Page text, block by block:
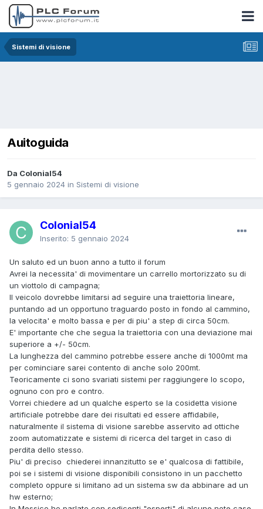
Sistemi di visione
Auitoguida
Da Colonial54
5 gennaio 2024 in Sistemi di visione
Colonial54
Inserito: 5 gennaio 2024
Un saluto ed un buon anno a tutto il forum
Avrei la necessita' di movimentare un carrello mortorizzato su di
un viottolo di campagna;
Il veicolo dovrebbe limitarsi ad seguire una traiettoria lineare,
puntando ad un opportuno traguardo posto in fondo al cammino,
la velocita' e molto bassa e per di piu' a step di circa 50cm.
E' importante che che segua la traiettoria con una deviazione mai
superiore a +/- 50cm.
La lunghezza del cammino potrebbe essere anche di 1000mt ma
per cominciare sarei contento di anche solo 200mt.
Teoricamente ci sono svariati sistemi per raggiungere lo scopo,
ognuno con pro e contro.
Vorrei chiedere ad un qualche esperto se la cosidetta visione
artificiale potrebbe dare dei risultati ed essere affidabile,
naturalmente il sistema di visione sarebbe asservito ad ottiche
zoom automatizzate e sistemi di ricerca del target in caso di
perdita dello stesso.
Piu' di preciso chiederei innanzitutto se e' qualcosa di fattibile,
poi se i sistemi di visione disponibili consistono in un pacchetto
completo oppure si limitano ad un sistema sw da abbinare ad un
hw esterno;